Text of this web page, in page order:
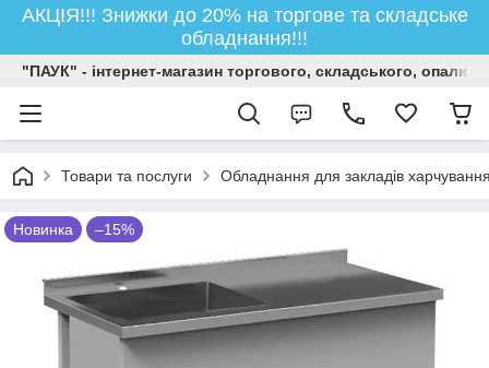
АКЦІЯ!!! Знижки до 20% на торгове та складське
обладнання!!!
"ПАУК" - інтернет-магазин торгового, складського,
Товари та послуги Обладнання для закладів
Новинка –15%